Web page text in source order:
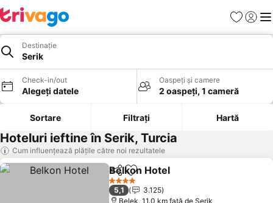
Favorite
Destinație
Serik
Check-in/out
Alegeți datele
Oaspeți și camere
2 oaspeți, 1 cameră
Sortare Filtrați Hartă
Hoteluri ieftine în Serik, Turcia
Cum influențează plățile către noi rezultatele
DistribuițiAdăugaţi la favorite
Belkon Hotel
4 Stele
5,1
3.125
Belek, 11.0 km faţă de Serik